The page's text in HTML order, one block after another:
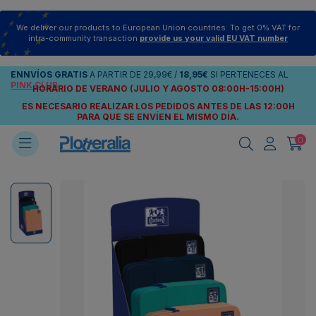
We deliver our products to European Union countries. To get 0% VAT for
intra-community transaction provide us your valid EU VAT number
ENNVÍOS GRATIS A PARTIR DE 29,99€ / 18,95€ SI PERTENECES AL
PINK CLUB
HORARIO DE VERANO (JULIO Y AGOSTO 08:00H-15:00H)
ES NECESARIO REALIZAR LOS PEDIDOS ANTES DE LAS 12:00H
PARA QUE SE ENVÍEN EL MISMO DÍA.
0